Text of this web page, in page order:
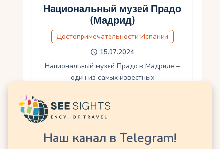
Национальный музей Прадо
(Мадрид)
Достопримечательности Испании
15.07.2024
Национальный музей Прадо в Мадриде –
один из самых известных
привлекает туристов со всего мира. Его
коллекция насчитывает многие шедевры
выдающимися художниками…
Наш канал в Telegram!